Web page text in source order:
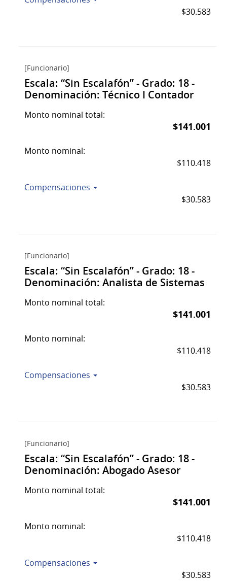
$30.583
[Funcionario]
Escala: “Sin Escalafón” - Grado: 18 -
Denominación: Técnico I Contador
Monto nominal total:
$141.001
Monto nominal:
$110.418
Compensaciones
$30.583
[Funcionario]
Escala: “Sin Escalafón” - Grado: 18 -
Denominación: Analista de Sistemas
Monto nominal total:
$141.001
Monto nominal:
$110.418
Compensaciones
$30.583
[Funcionario]
Escala: “Sin Escalafón” - Grado: 18 -
Denominación: Abogado Asesor
Monto nominal total:
$141.001
Monto nominal:
$110.418
Compensaciones
$30.583